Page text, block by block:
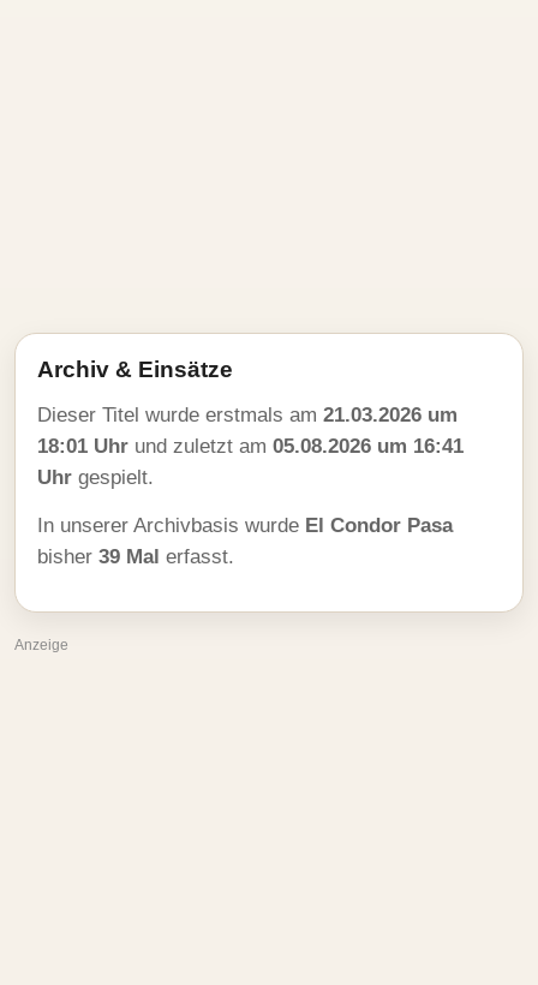
Archiv & Einsätze
Dieser Titel wurde erstmals am 21.03.2026 um
18:01 Uhr und zuletzt am 05.08.2026 um 16:41
Uhr gespielt.
In unserer Archivbasis wurde El Condor Pasa
bisher 39 Mal erfasst.
Anzeige